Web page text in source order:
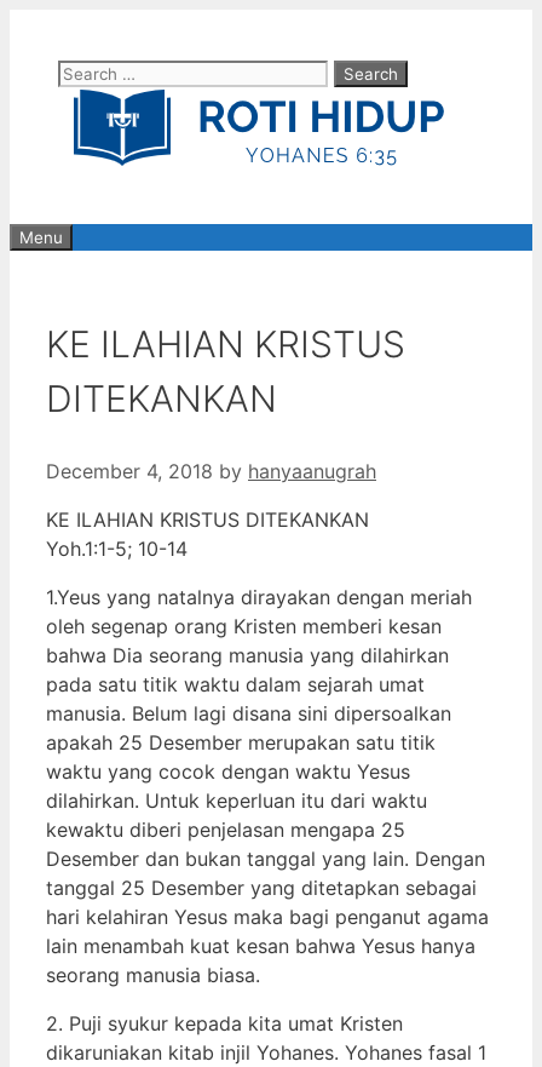
contentSearch
for:
Menu
KE ILAHIAN KRISTUS
DITEKANKAN
December 4, 2018 by hanyaanugrah
KE ILAHIAN KRISTUS DITEKANKAN
Yoh.1:1-5; 10-14
1.Yeus yang natalnya dirayakan dengan meriah
oleh segenap orang Kristen memberi kesan
bahwa Dia seorang manusia yang dilahirkan
pada satu titik waktu dalam sejarah umat
manusia. Belum lagi disana sini dipersoalkan
apakah 25 Desember merupakan satu titik
waktu yang cocok dengan waktu Yesus
dilahirkan. Untuk keperluan itu dari waktu
kewaktu diberi penjelasan mengapa 25
Desember dan bukan tanggal yang lain. Dengan
tanggal 25 Desember yang ditetapkan sebagai
hari kelahiran Yesus maka bagi penganut agama
lain menambah kuat kesan bahwa Yesus hanya
seorang manusia biasa.
2. Puji syukur kepada kita umat Kristen
dikaruniakan kitab injil Yohanes. Yohanes fasal 1